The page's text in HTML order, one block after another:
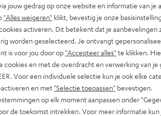
jouw gedrag op onze website en informatie van je
"Alles weigeren" klikt, bevestig je onze
activeren. Dit betekent dat je aanbevelingen
worden geselecteerd. Je ontvangt
is voor jou door op "Accepteer alles" te klikken.
cookies en met de overdracht en verwerking van je
Voor een individuele selectie kun je ook elke
en met "Selectie toepassen" bevestigen.
op elk moment aanpassen onder
de toekomst intrekken. Voor meer informatie kun